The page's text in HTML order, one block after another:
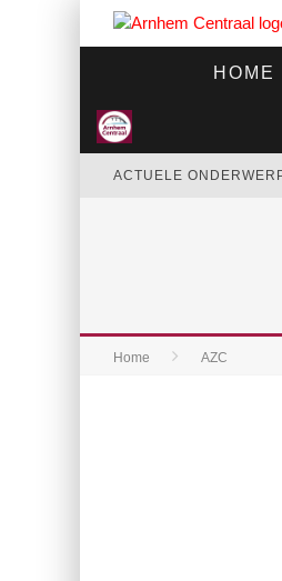
HOME
ACTUELE
Home AZC